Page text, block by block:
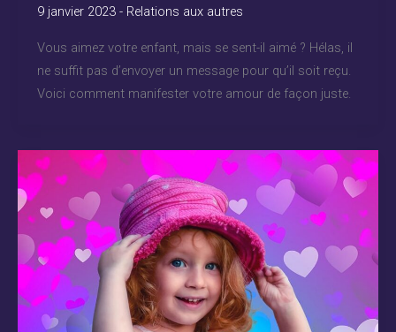
9 janvier 2023 - Relations aux autres
Vous aimez votre enfant, mais se sent-il aimé ? Hélas, il
ne suffit pas d’envoyer un message pour qu’il soit reçu.
Voici comment manifester votre amour de façon juste.